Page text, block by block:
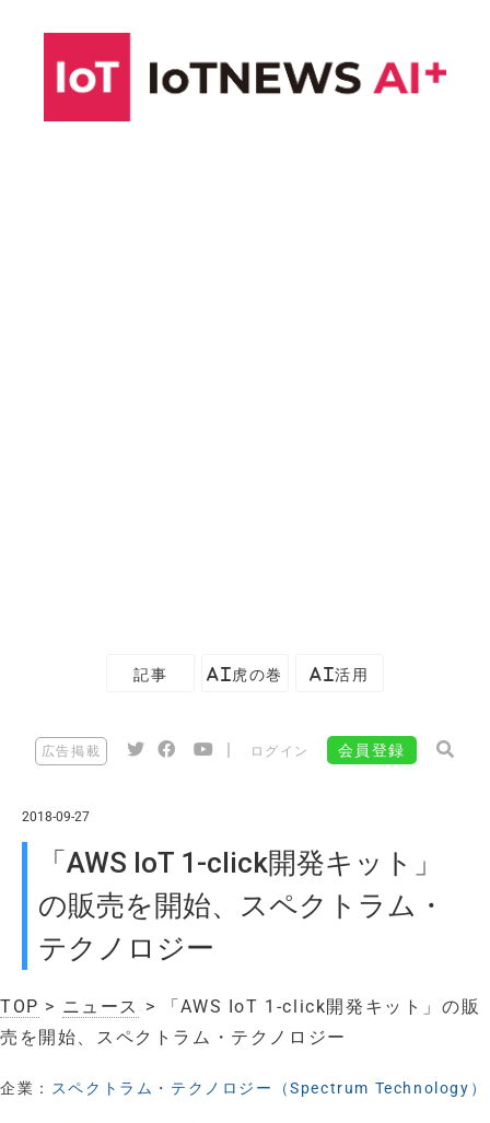
記事 AI虎の巻 AI活用
広告掲載 ログイン 会員登録
2018-09-27
「AWS IoT 1-click開発キット」
の販売を開始、スペクトラム・
テクノロジー
TOP > ニュース > 「AWS IoT 1-click開発キット」の販
売を開始、スペクトラム・テクノロジー
企業： スペクトラム・テクノロジー（Spectrum Technology）